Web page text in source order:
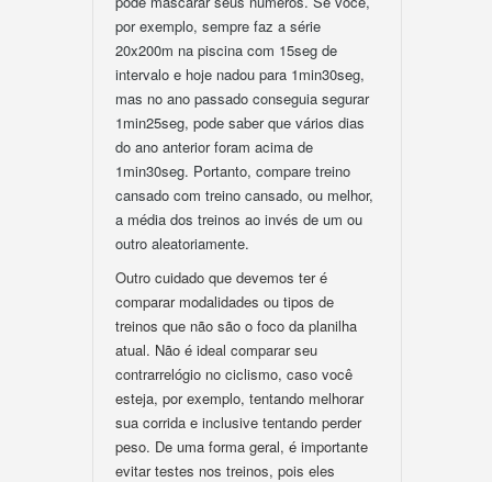
por exemplo, sempre faz a série
20x200m na piscina com 15seg de
intervalo e hoje nadou para 1min30seg,
mas no ano passado conseguia segurar
1min25seg, pode saber que vários dias
do ano anterior foram acima de
1min30seg. Portanto, compare treino
cansado com treino cansado, ou melhor,
a média dos treinos ao invés de um ou
outro aleatoriamente.
Outro cuidado que devemos ter é
comparar modalidades ou tipos de
treinos que não são o foco da planilha
atual. Não é ideal comparar seu
contrarrelógio no ciclismo, caso você
esteja, por exemplo, tentando melhorar
sua corrida e inclusive tentando perder
peso. De uma forma geral, é importante
evitar testes nos treinos, pois eles